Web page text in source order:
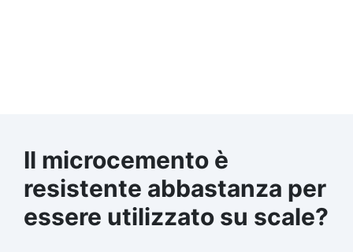
Il microcemento è
resistente abbastanza per
essere utilizzato su scale?